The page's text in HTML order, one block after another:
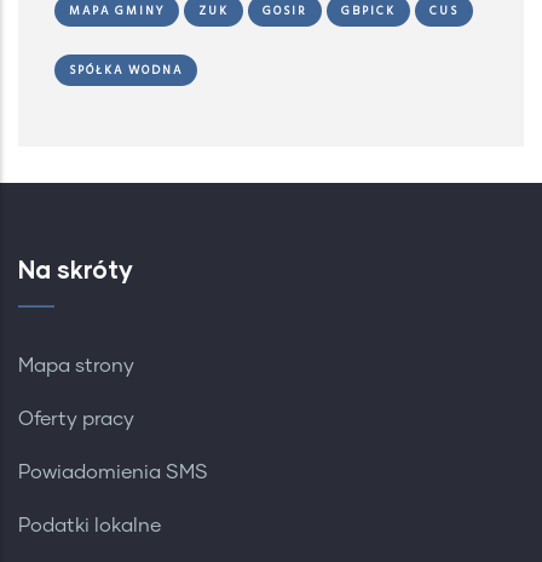
MAPA GMINY ZUK GOSIR GBPICK CUS
SPÓŁKA WODNA
Na skróty
Mapa strony
Oferty pracy
Powiadomienia SMS
Podatki lokalne